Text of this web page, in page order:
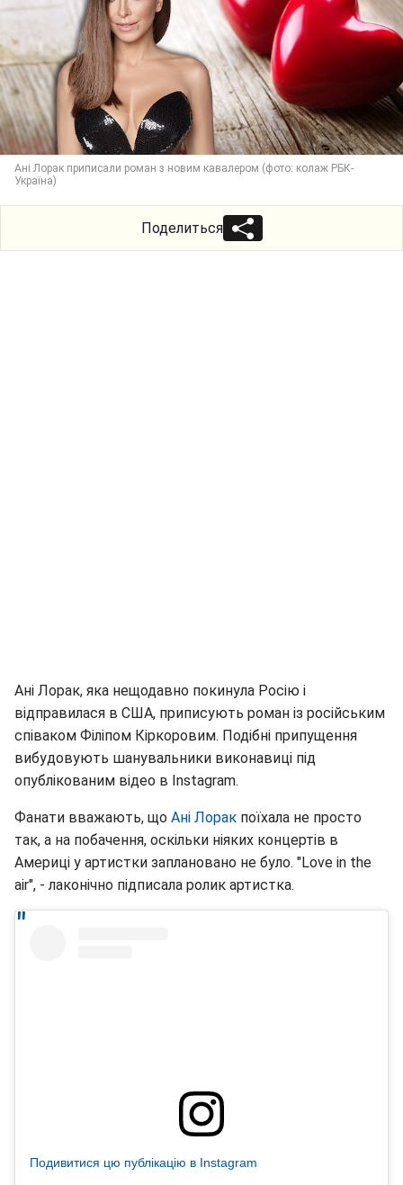
Ані Лорак приписали роман з новим кавалером (фото: колаж РБК-
Україна)
Поделиться
Ані Лорак, яка нещодавно покинула Росію і
відправилася в США, приписують роман із російським
співаком Філіпом Кіркоровим. Подібні припущення
вибудовують шанувальники виконавиці під
опублікованим відео в Instagram.
Фанати вважають, що Ані Лорак поїхала не просто
так, а на побачення, оскільки ніяких концертів в
Америці у артистки заплановано не було. "Love in the
air", - лаконічно підписала ролик артистка.
Подивитися цю публікацію в Instagram